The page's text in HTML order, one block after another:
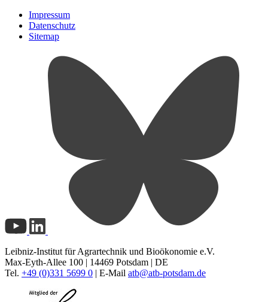
Impressum
Datenschutz
Sitemap
Leibniz-Institut für Agrartechnik und Bioökonomie e.V.
Max-Eyth-Allee 100 | 14469 Potsdam | DE
Tel. +49 (0)331 5699 0 | E-Mail atb@atb-potsdam.de